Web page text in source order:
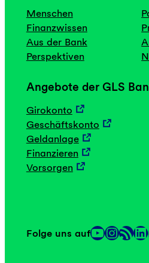
Menschen
Finanzwissen
Aus der Bank
Perspektiven
Angebote der GLS
Girokonto
Geschäftskonto
Geldanlage
Finanzieren
Vorsorgen
Folge uns aufYouTube InstagramRSS-Feed LinkedIn